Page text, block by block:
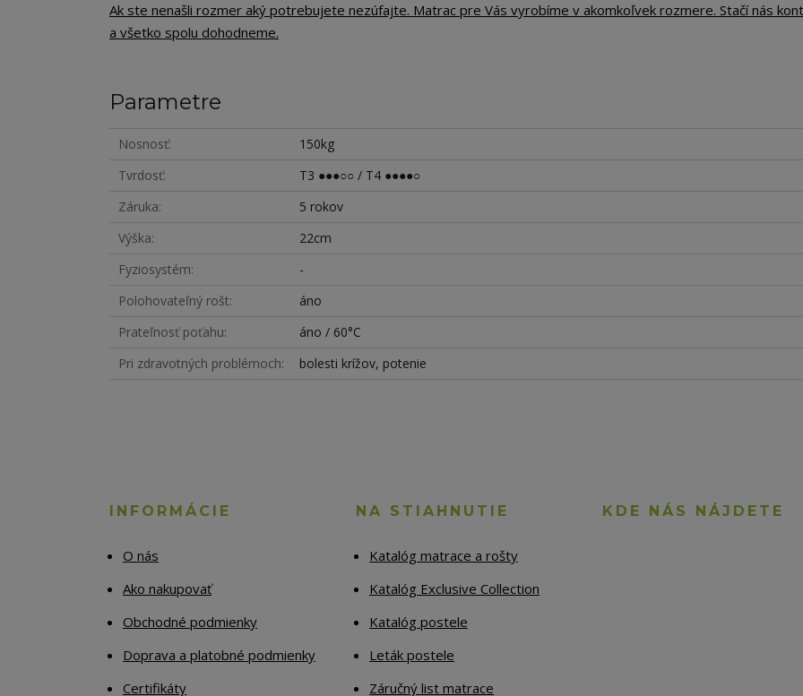
Ak ste nenašli rozmer aký potrebujete nezúfajte. Matrac pre Vás vyrobíme v akomkoľvek rozmere. Stačí nás
a všetko spolu dohodneme.
Parametre
Nosnosť
150kg
Tvrdosť
T3 ●●●○○ / T4 ●●●●○
Záruka
5 rokov
Výška
22cm
Fyziosystém
-
Polohovateľný rošt
áno
Prateľnosť poťahu
áno / 60°C
Pri zdravotných problémoch
bolesti krížov, potenie
INFORMÁCIE
O nás
Ako nakupovať
Obchodné podmienky
Doprava a platobné podmienky
Certifikáty
NA STIAHNUTIE
Katalóg matrace a rošty
Katalóg Exclusive Collection
Katalóg postele
Leták postele
Záručný list matrace
KDE NÁS NÁJDETE